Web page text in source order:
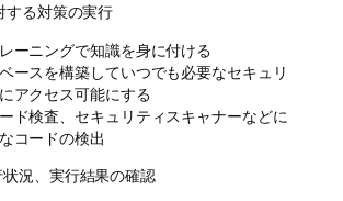
する対策の実行
ーニングで知識を身に付ける
ースを構築していつでも必要なセキュリ
アクセス可能にする
ド検査、セキュリティスキャナーなどに
コードの検出
況、実行結果の確認